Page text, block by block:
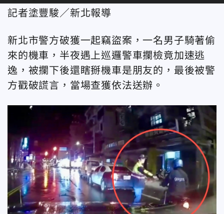
記者塗豐駿／新北報導
新北市警方破獲一起竊盜案，一名男子騎著偷
來的機車，半夜遇上巡邏警車攔檢竟加速逃
逸，被攔下後還瞎掰機車是朋友的，最後被警
方戳破謊言，當場查獲依法送辦。